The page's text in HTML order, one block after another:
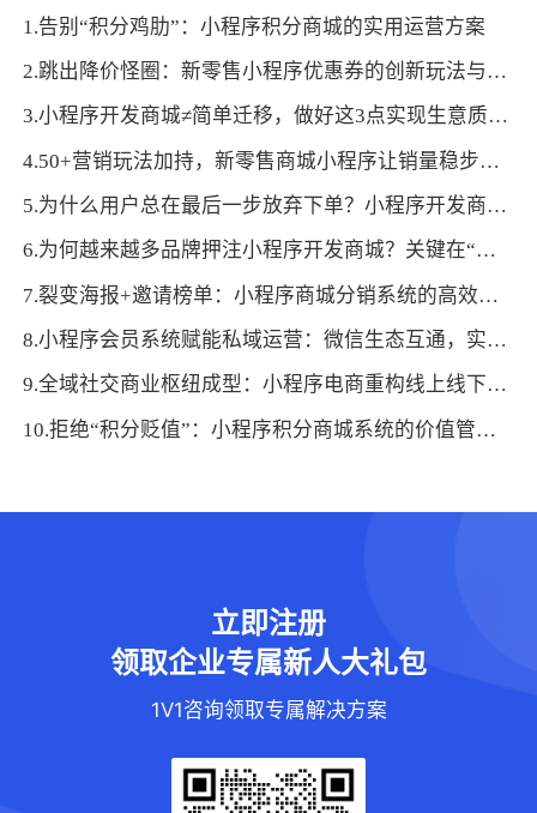
1.告别“积分鸡肋”：小程序积分商城的实用运营方案
2.跳出降价怪圈：新零售小程序优惠券的创新玩法与增长逻辑
3.小程序开发商城≠简单迁移，做好这3点实现生意质的飞跃
4.50+营销玩法加持，新零售商城小程序让销量稳步攀升
5.为什么用户总在最后一步放弃下单？小程序开发商城的心理博弈：拆解决策阻力，让消费更顺畅
6.为何越来越多品牌押注小程序开发商城？关键在“近”与“快”的体验
7.裂变海报+邀请榜单：小程序商城分销系统的高效促活逻辑与落地方法
8.小程序会员系统赋能私域运营：微信生态互通，实现流量沉淀与高效转化
9.全域社交商业枢纽成型：小程序电商重构线上线下消费链路
10.拒绝“积分贬值”：小程序积分商城系统的价值管控技巧
立即注册
领取企业专属新人大礼包
1V1咨询领取专属解决方案